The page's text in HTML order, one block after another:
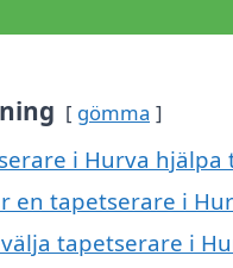
gömma
i Hurva hjälpa
en tapetserare i
tapetserare i